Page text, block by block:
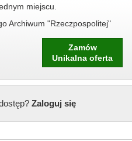
miejscu.
Archiwum "Rzeczpospolitej"
Zamów
Unikalna oferta
Zaloguj się